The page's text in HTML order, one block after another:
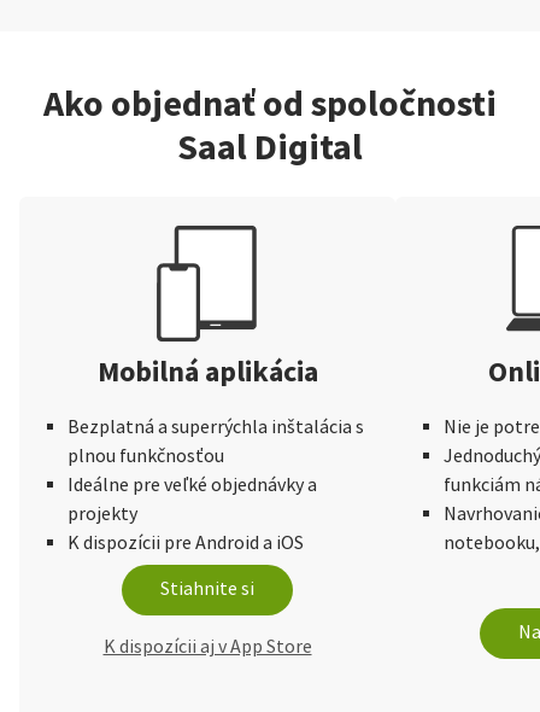
Ako objednať od spoločnosti
Saal Digital
Mobilná aplikácia
Bezplatná a superrýchla inštalácia s
plnou funkčnosťou
Ideálne pre veľké objednávky a
projekty
K dispozícii pre Android a iOS
Stiahnite si
K dispozícii aj v App Store
Nie je
funkciám